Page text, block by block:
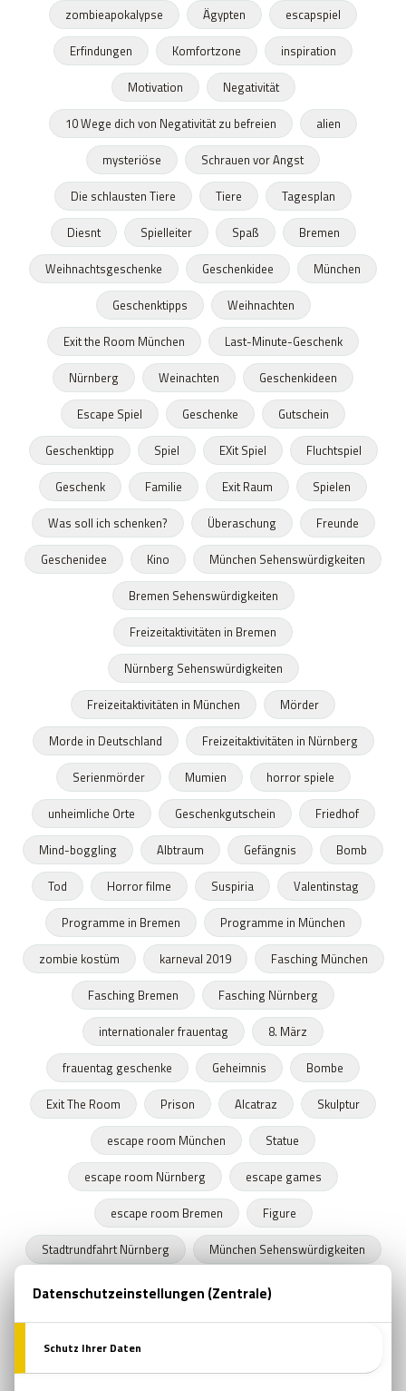
zombieapokalypse
Ägypten
escapspiel
Erfindungen
Komfortzone
inspiration
Motivation
Negativität
10 Wege dich von Negativität zu befreien
alien
mysteriöse
Schrauen vor Angst
Die schlausten Tiere
Tiere
Tagesplan
Diesnt
Spielleiter Spaß
Bremen
Weihnachtsgeschenke
Geschenkidee
München
Geschenktipps
Weihnachten
Exit the Room München
Last-Minute-Geschenk
Nürnberg
Weinachten
Geschenkideen
Escape Spiel
Geschenke
Gutschein
Geschenktipp
Spiel EXit Spiel
Fluchtspiel
Geschenk
Familie Exit Raum
Spielen
Was soll ich schenken?
Überaschung
Freunde
Geschenidee
Kino
München Sehenswürdigkeiten
Bremen Sehenswürdigkeiten
Freizeitaktivitäten in Bremen
Nürnberg Sehenswürdigkeiten
Freizeitaktivitäten in München
Mörder
Morde in Deutschland
Freizeitaktivitäten in Nürnberg
Serienmörder
Mumien
horror spiele
unheimliche Orte
Geschenkgutschein
Friedhof
Mind-boggling
Albtraum Gefängnis
Bomb
Tod
Horror filme Suspiria
Valentinstag
Programme in Bremen
Programme in München
zombie kostüm
karneval 2019
Fasching München
Fasching Bremen
Fasching Nürnberg
internationaler frauentag
8. März
frauentag geschenke
Geheimnis
Bombe
Exit The Room
Prison Alcatraz
Skulptur
escape room München
Statue
escape room Nürnberg
escape games
escape room Bremen
Figure
Stadtrundfahrt Nürnberg
München Sehenswürdigkeiten
Stadtrundfahrt München
Stadtrundfahrt Bremen
Frühling
Programme in Nürnberg
Zeitkapseln